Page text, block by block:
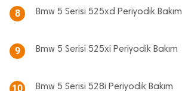
8 Bmw 5 Serisi 525xd Periyodik Bakım
9 Bmw 5 Serisi 525xi Periyodik Bakım
10 Bmw 5 Serisi 528i Periyodik Bakım